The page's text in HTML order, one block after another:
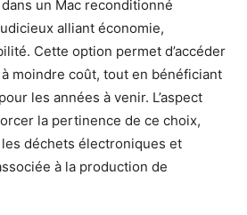
un Mac reconditionné
alliant économie,
Cette option permet d’accéder
à moindre coût, tout en bénéficiant
les années à venir. L’aspect
la pertinence de ce choix,
déchets électroniques et
à la production de